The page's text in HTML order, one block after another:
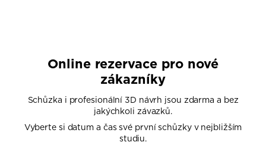
Online rezervace pro nové
zákazníky
Schůzka i profesionální 3D návrh jsou zdarma a bez
jakýchkoli závazků.
Vyberte si datum a čas své první schůzky v nejbližším
studiu.